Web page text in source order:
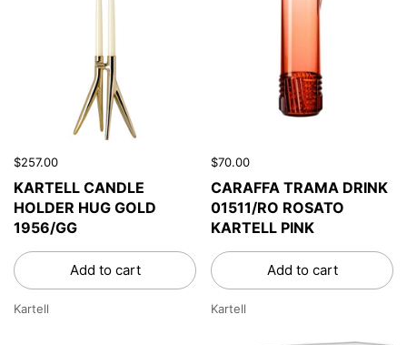
$257.00
KARTELL CANDLE
HOLDER HUG GOLD
1956/GG
Add to cart
Kartell
$70.00
CARAFFA TRAMA DRINK
01511/RO ROSATO
KARTELL PINK
Add to cart
Kartell